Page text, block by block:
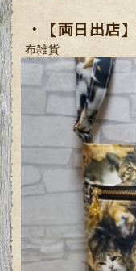
・【両日出店】
布雑貨